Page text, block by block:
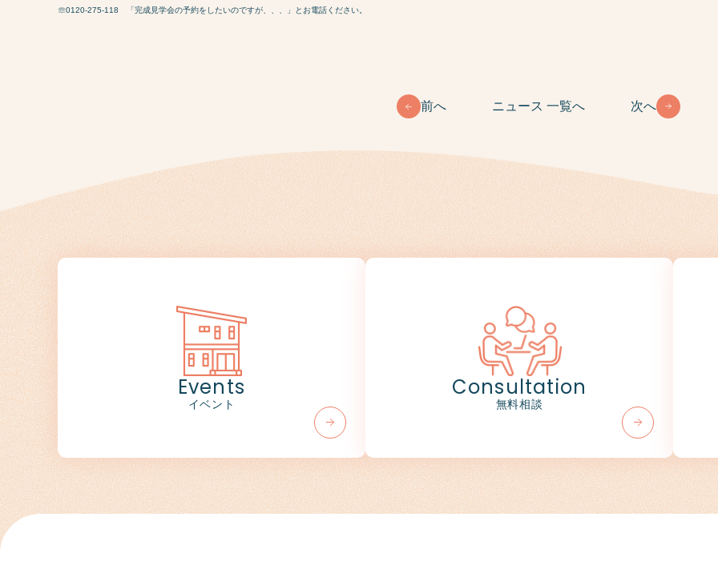
☏0120-275-118 「完成見学会の予約をしたいのですが、、、」とお電話ください。
前へ ニュース 一覧へ 次へ
Events
イベント
Consultation
無料相談